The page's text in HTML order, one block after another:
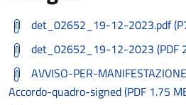
det_02652_19-12-2023.pdf
det_02652_19-12-2023 (PDF
AVVISO-PER-
Accordo-quadro-signed (PDF 1.75